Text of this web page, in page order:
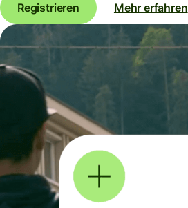
Registrieren Mehr erfahren